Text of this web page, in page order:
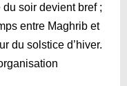
du soir devient bref ;
entre Maghrib et
du solstice d’hiver.